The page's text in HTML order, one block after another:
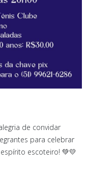
de convidar
para celebrar
escoteiro! 💚💛